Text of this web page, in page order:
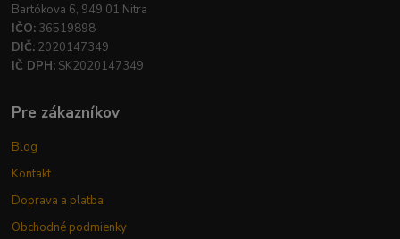
Bartókova 6, 949 01 Nitra
IČO: 36519898
DIČ: 2020147349
IČ DPH: SK2020147349
Pre zákazníkov
Blog
Kontakt
Doprava a platba
Obchodné podmienky